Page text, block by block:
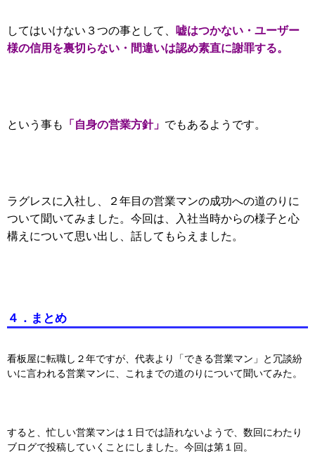
してはいけない３つの事として、 嘘はつかない・ユーザー
様の信用を裏切らない・間違いは認め素直に謝罪する。
という事も 「自身の営業方針」 でもあるようです。
ラグレスに入社し、２年目の営業マンの成功への道のりに
ついて聞いてみました。 今回は、入社当時からの様子と心
構えについて思い出し、話してもらえました。
４．まとめ
看板屋に転職し２年ですが、代表より「できる営業マン」と冗談紛
いに言われる営業マンに、これまでの道のりについて聞いてみた。
すると、忙しい営業マンは１日では語れないようで、数回にわたり
ブログで投稿していくことにしました。今回は第１回。